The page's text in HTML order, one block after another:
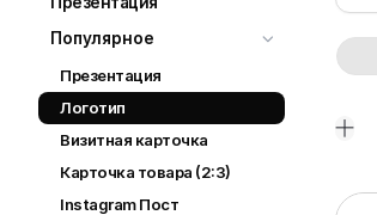
Популярное
Презентация
Логотип
Визитная карточка
Карточка товара (2:3)
Instagram Пост